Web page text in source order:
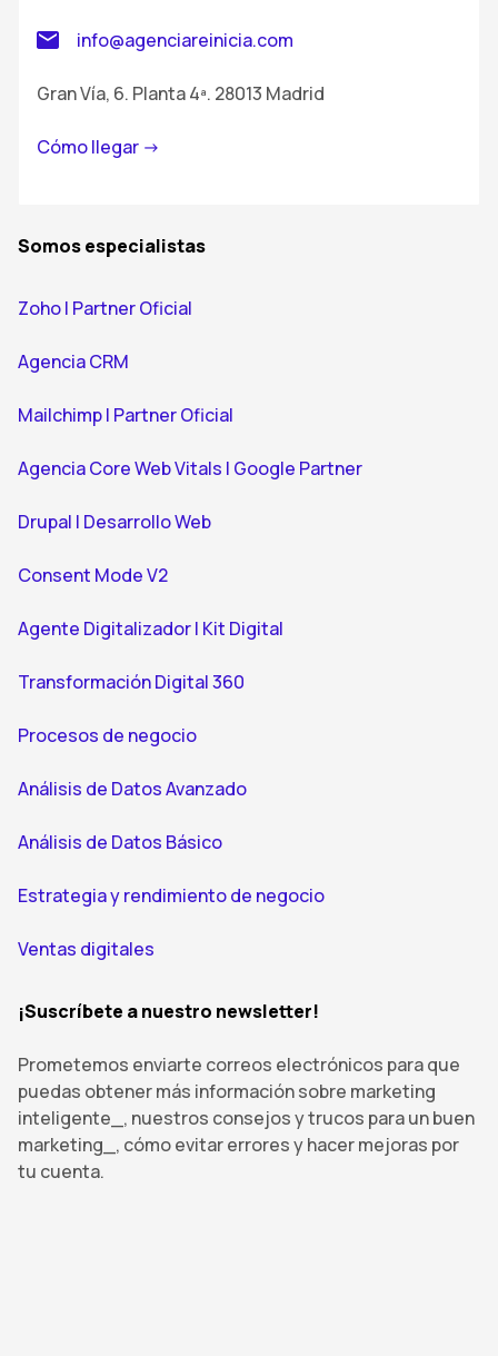
info@agenciareinicia.com
Gran Vía, 6. Planta 4ª. 28013 Madrid
Cómo llegar ->
Somos especialistas
Zoho | Partner Oficial
Agencia CRM
Mailchimp | Partner Oficial
Agencia Core Web Vitals | Google Partner
Drupal | Desarrollo Web
Consent Mode V2
Agente Digitalizador | Kit Digital
Transformación Digital 360
Procesos de negocio
Análisis de Datos Avanzado
Análisis de Datos Básico
Estrategia y rendimiento de negocio
Ventas digitales
¡Suscríbete a nuestro newsletter!
Prometemos enviarte correos electrónicos para que
puedas obtener más información sobre marketing
inteligente_, nuestros consejos y trucos para un buen
marketing_, cómo evitar errores y hacer mejoras por
tu cuenta.